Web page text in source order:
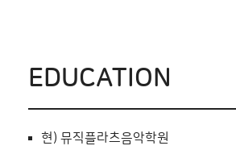
EDUCATION
현) 뮤직플라츠음악학원